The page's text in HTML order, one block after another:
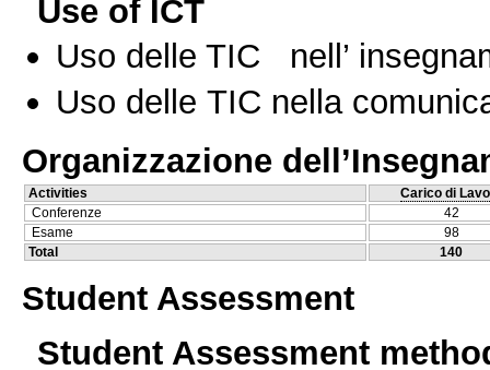
Use of ICT
Uso delle TIC nell’
Uso delle TIC nella
Organizzazione
Activities
Carico di
Conferenze
42
Esame
98
Total
140
Student Assessment
Student Assessment